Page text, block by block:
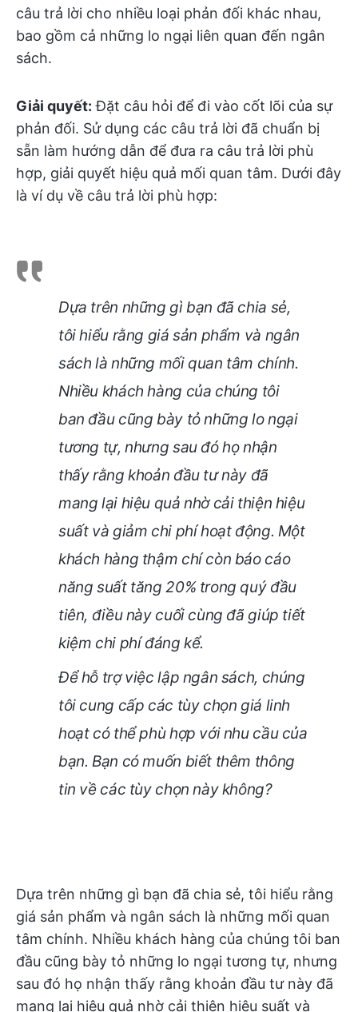
câu trả lời cho nhiều loại phản đối khác nhau,
bao gồm cả những lo ngại liên quan đến ngân
sách.
Giải quyết: Đặt câu hỏi để đi vào cốt lõi của sự
phản đối. Sử dụng các câu trả lời đã chuẩn bị
sẵn làm hướng dẫn để đưa ra câu trả lời phù
hợp, giải quyết hiệu quả mối quan tâm. Dưới đây
là ví dụ về câu trả lời phù hợp:
Dựa trên những gì bạn đã chia sẻ,
tôi hiểu rằng giá sản phẩm và ngân
sách là những mối quan tâm chính.
Nhiều khách hàng của chúng tôi
ban đầu cũng bày tỏ những lo ngại
tương tự, nhưng sau đó họ nhận
thấy rằng khoản đầu tư này đã
mang lại hiệu quả nhờ cải thiện hiệu
suất và giảm chi phí hoạt động. Một
khách hàng thậm chí còn báo cáo
năng suất tăng 20% trong quý đầu
tiên, điều này cuối cùng đã giúp tiết
kiệm chi phí đáng kể.
Để hỗ trợ việc lập ngân sách, chúng
tôi cung cấp các tùy chọn giá linh
hoạt có thể phù hợp với nhu cầu của
bạn. Bạn có muốn biết thêm thông
tin về các tùy chọn này không?
Dựa trên những gì bạn đã chia sẻ, tôi hiểu rằng
giá sản phẩm và ngân sách là những mối quan
tâm chính. Nhiều khách hàng của chúng tôi ban
đầu cũng bày tỏ những lo ngại tương tự, nhưng
sau đó họ nhận thấy rằng khoản đầu tư này đã
mang lại hiệu quả nhờ cải thiện hiệu suất và